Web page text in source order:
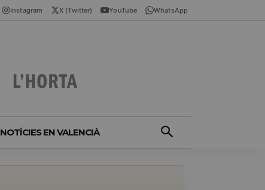
Instagram X (Twitter) YouTube WhatsApp
NOTÍCIES EN VALENCIÀ